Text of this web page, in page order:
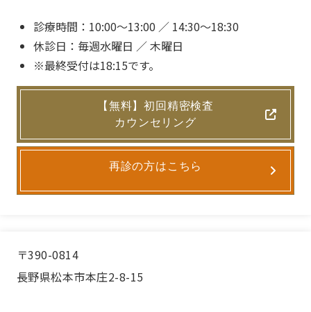
診療時間：10:00〜13:00 ／ 14:30〜18:30
休診日：毎週水曜日 ／ 木曜日
※最終受付は18:15です。
【無料】初回精密検査
カウンセリング
再診の方はこちら
〒390-0814
長野県松本市本庄2-8-15